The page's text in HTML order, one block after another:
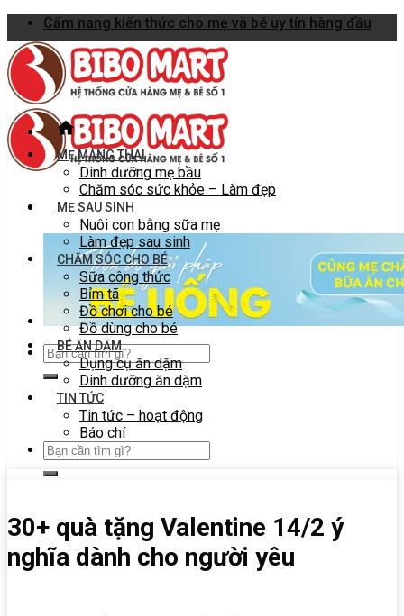
Skip
to
content
Cẩm nang kiến thức cho mẹ và bé uy tín hàng đầu
MẸ MANG THAI
Dinh dưỡng mẹ bầu
Chăm sóc sức khỏe – Làm đẹp
MẸ SAU SINH
Nuôi con bằng sữa mẹ
Làm đẹp sau sinh
CHĂM SÓC CHO BÉ
Sữa công thức
Bỉm tã
Đồ chơi cho bé
Đồ dùng cho bé
BÉ ĂN DẶM
Dụng cụ ăn dặm
Dinh dưỡng ăn dặm
TIN TỨC
Tin tức – hoạt động
Báo chí
30+ quà tặng Valentine 14/2 ý
nghĩa dành cho người yêu